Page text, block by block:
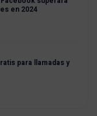
en 2024
para llamadas y